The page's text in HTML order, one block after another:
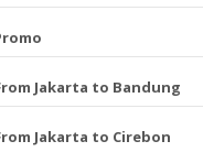
Jakarta to Bandung
Jakarta to Cirebon